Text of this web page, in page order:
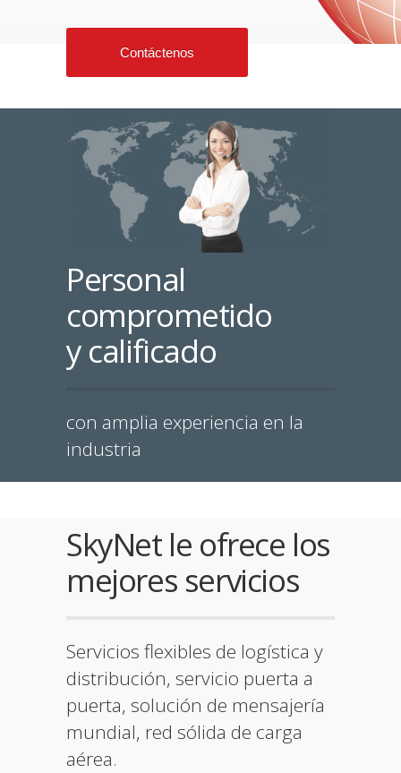
Contáctenos
Personal
comprometido
y calificado
con amplia experiencia en la
industria
SkyNet le ofrece los
mejores servicios
Servicios flexibles de logística y
distribución, servicio puerta a
puerta, solución de mensajería
mundial, red sólida de carga
aérea.